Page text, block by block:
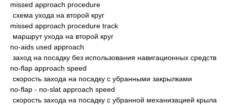
missed approach procedure
схема ухода на второй круг
missed approach procedure track
маршрут ухода на второй круг
no-aids used approach
заход на посадку без использования навигационных средств
no-flap approach speed
скорость захода на посадку с убранными закрылками
no-flap - no-slat approach speed
скорость захода на посадку с убранной механизацией крыла